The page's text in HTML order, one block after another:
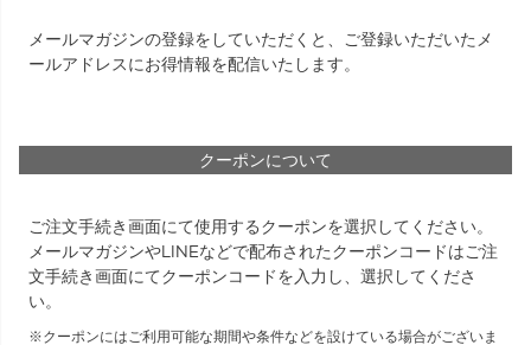
メールマガジンの登録をしていただくと、ご登録いただいたメ
ールアドレスにお得情報を配信いたします。
クーポンについて
ご注文手続き画面にて使用するクーポンを選択してください。
メールマガジンやLINEなどで配布されたクーポンコードはご注
文手続き画面にてクーポンコードを入力し、選択してくださ
い。
クーポンにはご利用可能な期間や条件などを設けている場合がございま